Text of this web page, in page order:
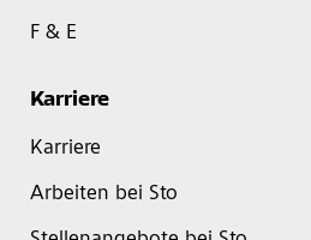
F & E
Karriere
Karriere
Arbeiten bei Sto